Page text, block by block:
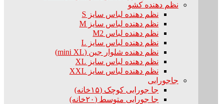
نظم دهنده کشو
نظم دهنده لباس سایز S
نظم دهنده لباس سایز M
نظم دهنده لباس M2
نظم دهنده لباس سایز L
نظم دهنده شلوار جین (mini XL)
نظم دهنده لباس سایز XL
نظم دهنده لباس سایز XXL
جاجورابی
جا جورابی کوچک (۱۵خانه)
جا جورابی متوسط (۲۰خانه)